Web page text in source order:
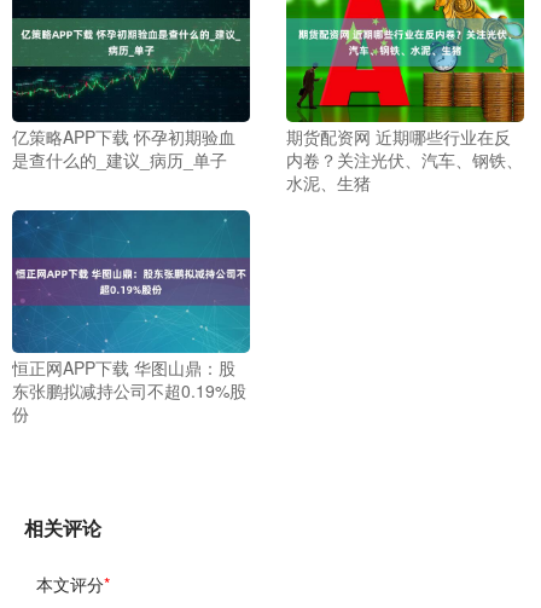
亿策略APP下载 怀孕初期验血
是查什么的_建议_病历_单子
期货配资网 近期哪些行业在反
内卷？关注光伏、汽车、钢铁、
水泥、生猪
恒正网APP下载 华图山鼎：股
东张鹏拟减持公司不超0.19%股
份
相关评论
本文评分*